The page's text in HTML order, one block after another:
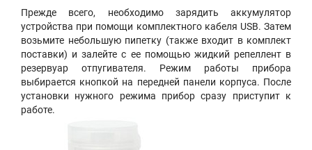
Прежде всего, необходимо зарядить аккумулятор
устройства при помощи комплектного кабеля USB. Затем
возьмите небольшую пипетку (также входит в комплект
поставки) и залейте с ее помощью жидкий репеллент в
резервуар отпугивателя. Режим работы прибора
выбирается кнопкой на передней панели корпуса. После
установки нужного режима прибор сразу приступит к
работе.